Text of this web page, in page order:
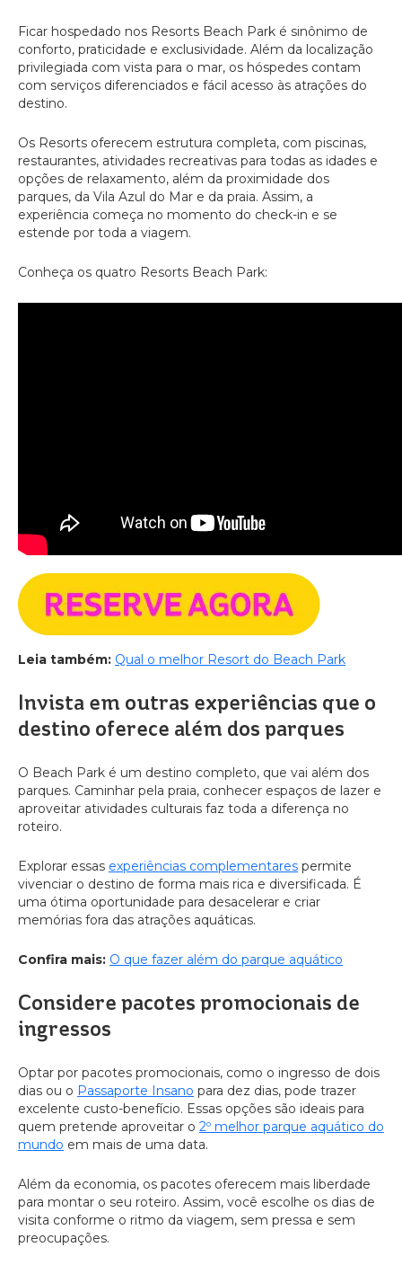
Ficar hospedado nos Resorts Beach Park é sinônimo de
conforto, praticidade e exclusividade. Além da localização
privilegiada com vista para o mar, os hóspedes contam
com serviços diferenciados e fácil acesso às atrações do
destino.
Os Resorts oferecem estrutura completa, com piscinas,
restaurantes, atividades recreativas para todas as idades e
opções de relaxamento, além da proximidade dos
parques, da Vila Azul do Mar e da praia. Assim, a
experiência começa no momento do check-in e se
estende por toda a viagem.
Conheça os quatro Resorts Beach Park:
Leia também: Qual o melhor Resort do Beach Park
Invista em outras experiências que o
destino oferece além dos parques
O Beach Park é um destino completo, que vai além dos
parques. Caminhar pela praia, conhecer espaços de lazer e
aproveitar atividades culturais faz toda a diferença no
roteiro.
Explorar essas experiências complementares permite
vivenciar o destino de forma mais rica e diversificada. É
uma ótima oportunidade para desacelerar e criar
memórias fora das atrações aquáticas.
Confira mais: O que fazer além do parque aquático
Considere pacotes promocionais de
ingressos
Optar por pacotes promocionais, como o ingresso de dois
dias ou o Passaporte Insano para dez dias, pode trazer
excelente custo-benefício. Essas opções são ideais para
quem pretende aproveitar o 2º melhor parque aquático do
mundo em mais de uma data.
Além da economia, os pacotes oferecem mais liberdade
para montar o seu roteiro. Assim, você escolhe os dias de
visita conforme o ritmo da viagem, sem pressa e sem
preocupações.